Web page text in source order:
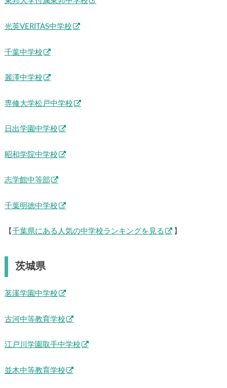
光英VERITAS中学校
千葉中学校
麗澤中学校
専修大学松戸中学校
日出学園中学校
昭和学院中学校
志学館中等部
千葉明徳中学校
【 千葉県にある人気の中学校ランキングを見る 】
茨城県
茗溪学園中学校
古河中等教育学校
江戸川学園取手中学校
並木中等教育学校